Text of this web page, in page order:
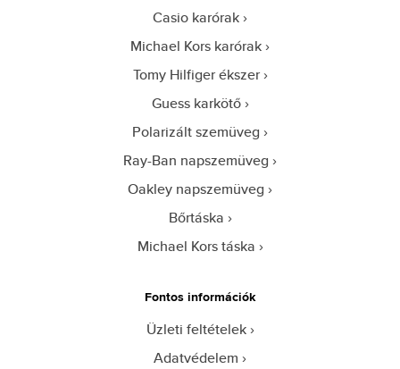
Casio karórak
Michael Kors karórak
Tomy Hilfiger ékszer
Guess karkötő
Polarizált szemüveg
Ray-Ban napszemüveg
Oakley napszemüveg
Bőrtáska
Michael Kors táska
Fontos információk
Üzleti feltételek
Adatvédelem